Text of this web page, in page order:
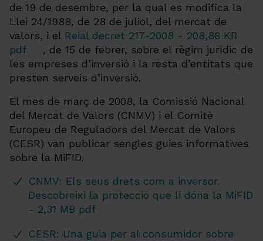
de 19 de desembre, per la qual es modifica la
Llei 24/1988, de 28 de juliol, del mercat de
valors, i el Reial decret 217-2008 - 208,86 KB
pdf
, de 15 de febrer, sobre el règim jurídic de
les empreses d’inversió i la resta d’entitats que
presten serveis d’inversió.
El mes de març de 2008, la Comissió Nacional
del Mercat de Valors (CNMV) i el Comitè
Europeu de Reguladors del Mercat de Valors
(CESR) van publicar sengles guies informatives
sobre la MiFID.
CNMV: Els seus drets com a inversor.
Descobreixi la protecció que li dóna la MiFID
- 2,31 MB pdf
CESR: Una guia per al consumidor sobre